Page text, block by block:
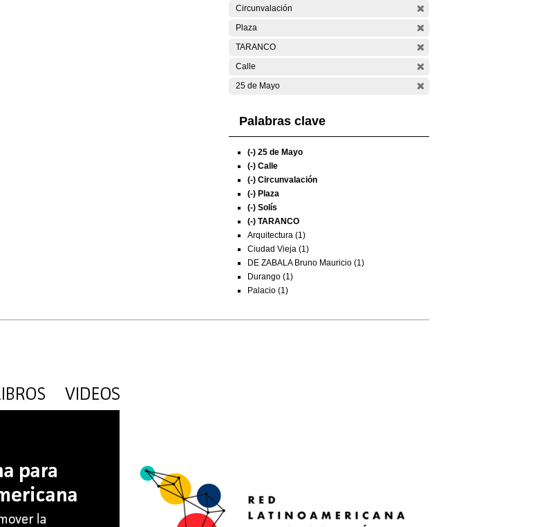
Circunvalación
Plaza
TARANCO
Calle
25 de Mayo
Palabras clave
(-) 25 de Mayo
(-) Calle
(-) Circunvalación
(-) Plaza
(-) Solís
(-) TARANCO
Arquitectura (1)
Ciudad Vieja (1)
DE ZABALA Bruno Mauricio (1)
Durango (1)
Palacio (1)